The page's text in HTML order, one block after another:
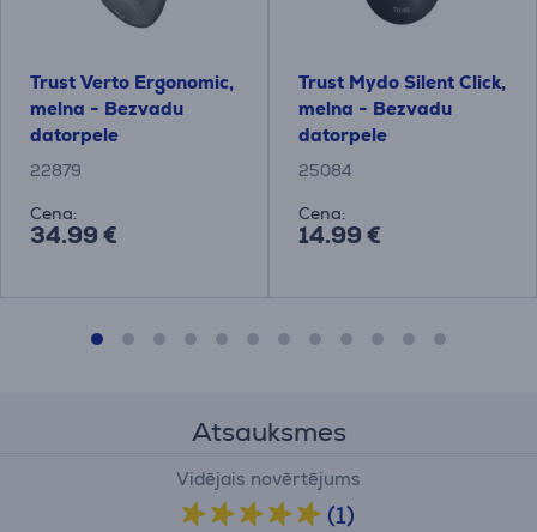
Trust Verto Ergonomic,
melna - Bezvadu
datorpele
22879
Cena:
34.99 €
Trust Mydo Silent Click,
melna - Bezvadu
datorpele
25084
Cena:
14.99 €
Atsauksmes
Vidējais novērtējums
(1)